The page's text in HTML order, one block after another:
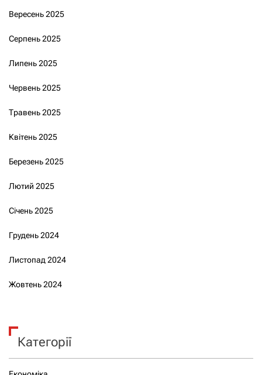
Вересень 2025
Серпень 2025
Липень 2025
Червень 2025
Травень 2025
Квітень 2025
Березень 2025
Лютий 2025
Січень 2025
Грудень 2024
Листопад 2024
Жовтень 2024
Категорії